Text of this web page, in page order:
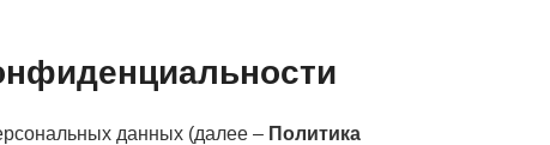
данных (далее – Политика